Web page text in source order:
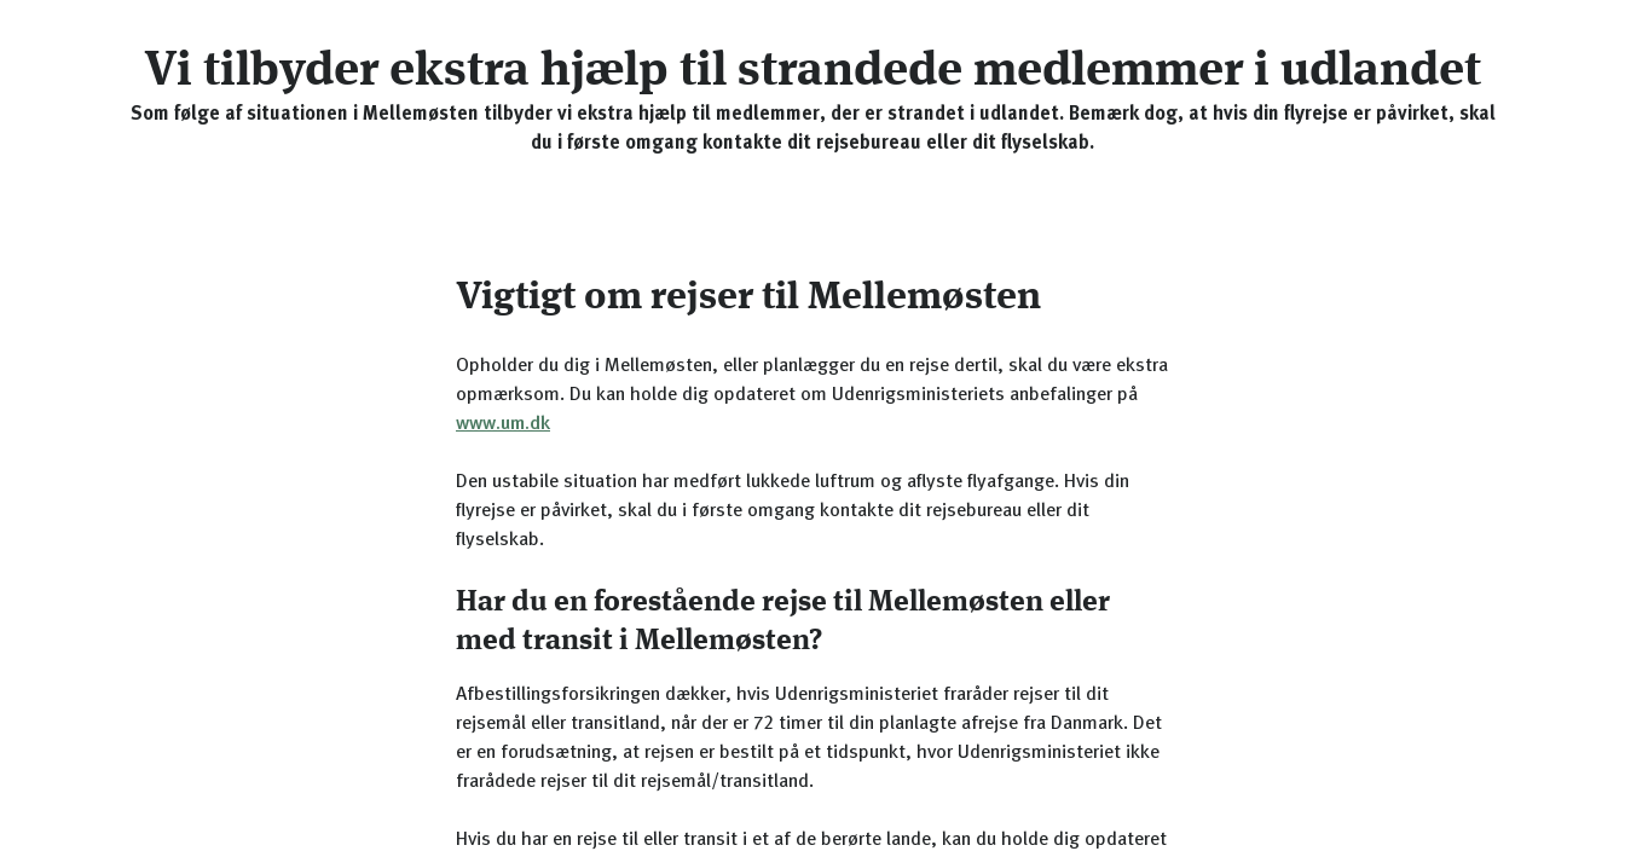
Vi tilbyder ekstra hjælp til strandede medlemmer i udlandet
Som følge af situationen i Mellemøsten tilbyder vi ekstra hjælp til medlemmer, der er strandet i udlandet. Bemærk dog, at hvis din flyrejse er påvirket, skal
du i første omgang kontakte dit rejsebureau eller dit flyselskab.
Vigtigt om rejser til Mellemøsten
Opholder du dig i Mellemøsten, eller planlægger du en rejse dertil, skal du være ekstra
opmærksom. Du kan holde dig opdateret om Udenrigsministeriets anbefalinger på
www.um.dk
Den ustabile situation har medført lukkede luftrum og aflyste flyafgange. Hvis din
flyrejse er påvirket, skal du i første omgang kontakte dit rejsebureau eller dit
flyselskab.
Har du en forestående rejse til Mellemøsten eller
med transit i Mellemøsten?
Afbestillingsforsikringen dækker, hvis Udenrigsministeriet fraråder rejser til dit
rejsemål eller transitland, når der er 72 timer til din planlagte afrejse fra Danmark. Det
er en forudsætning, at rejsen er bestilt på et tidspunkt, hvor Udenrigsministeriet ikke
frarådede rejser til dit rejsemål/transitland.
Hvis du har en rejse til eller transit i et af de berørte lande, kan du holde dig opdateret